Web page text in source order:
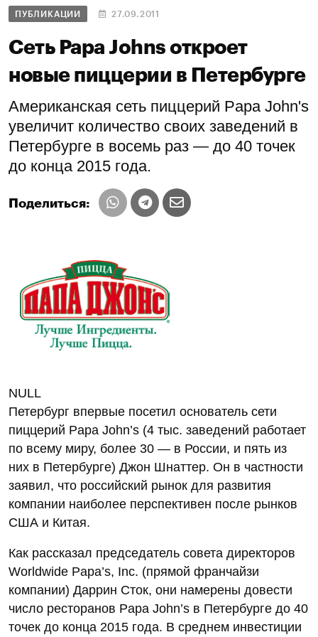
ПУБЛИКАЦИИ 27.09.2011
Сеть Papa Johns откроет
новые пиццерии в Петербурге
Американская сеть пиццерий Papa John's
увеличит количество своих заведений в
Петербурге в восемь раз — до 40 точек
до конца 2015 года.
Поделиться:
NULL
Петербург впервые посетил основатель сети
пиццерий Papa John’s (4 тыс. заведений работает
по всему миру, более 30 — в России, и пять из
них в Петербурге) Джон Шнаттер. Он в частности
заявил, что российский рынок для развития
компании наиболее перспективен после рынков
США и Китая.
Как рассказал председатель совета директоров
Worldwide Papa’s, Inc. (прямой франчайзи
компании) Даррин Сток, они намерены довести
число ресторанов Papa John’s в Петербурге до 40
точек до конца 2015 года. В среднем инвестиции